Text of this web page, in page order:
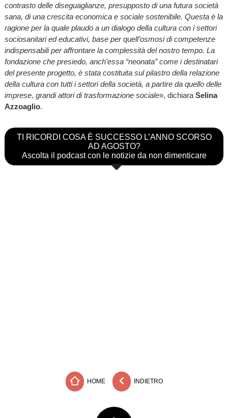
contrasto delle diseguaglianze, presupposto di una futura società
sana, di una crescita economica e sociale sostenibile. Questa è la
ragione per la quale plaudo a un dialogo della cultura con i settori
sociosanitari ed educativi, base per quell’osmosi di competenze
indispensabili per affrontare la complessità del nostro tempo. La
fondazione che presiedo, anch’essa “neonata” come i destinatari
del presente progetto, è stata costituita sul pilastro della relazione
della cultura con tutti i settori della società, a partire da quello delle
imprese, grandi attori di trasformazione sociale», dichiara Selina
Azzoaglio.
TI RICORDI COSA È SUCCESSO L’ANNO SCORSO
AD AGOSTO?
Ascolta il podcast con le notizie da non dimenticare
HOME INDIETRO